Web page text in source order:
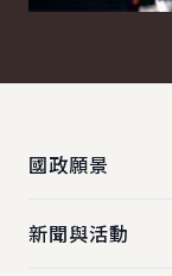
國政願景
新聞與活動